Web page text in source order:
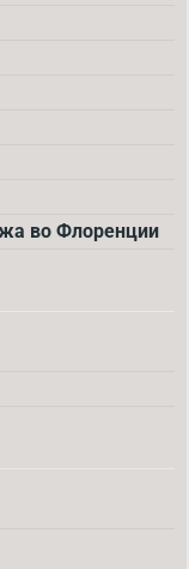
во Флоренции